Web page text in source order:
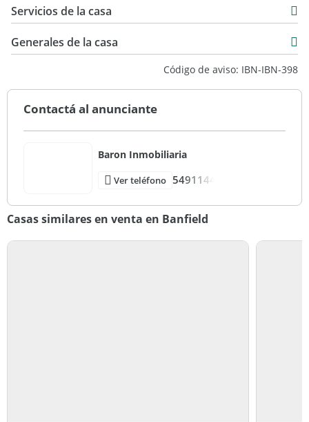
Servicios de la casa
Generales de la casa
Código de aviso: IBN-IBN-398
Contactá al anunciante
Baron Inmobiliaria
Ver teléfono 5491144
Casas similares en venta en Banfield